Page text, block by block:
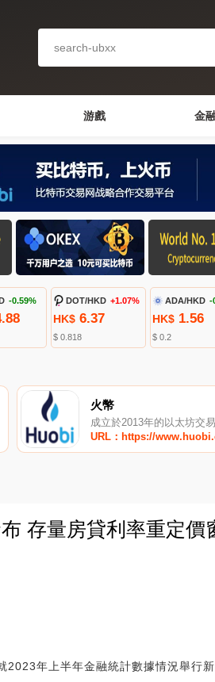
游戲 金
-0.59% DOT/HKD +1.07%
HK$6.37
$ 0.818
ADA/HKD -
HK$1.56
$ 0.2
火幣
成立於2013年的以太坊交
URL：https://
存量房貸利率重定價
年上半年金融統計數據情況舉行新